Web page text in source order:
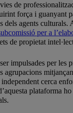
de
força i guanyant
agents culturals.
per a
de propietat
impulsades per
agrupacions
cerca
plataforma